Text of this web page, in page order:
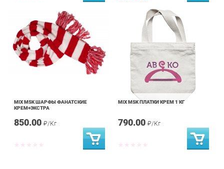
MIX MSK ШАРФЫ ФАНАТСКИЕ
КРЕМ+ЭКСТРА
850.00 ₽/Кг
MIX MSK ПЛАТКИ КРЕМ 1 КГ
790.00 ₽/Кг